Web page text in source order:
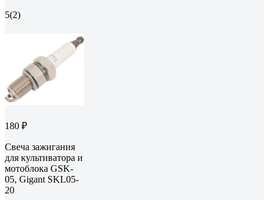
5(2)
180 ₽
Свеча зажигания
для культиватора и
мотоблока GSK-
05, Gigant SKL05-
20